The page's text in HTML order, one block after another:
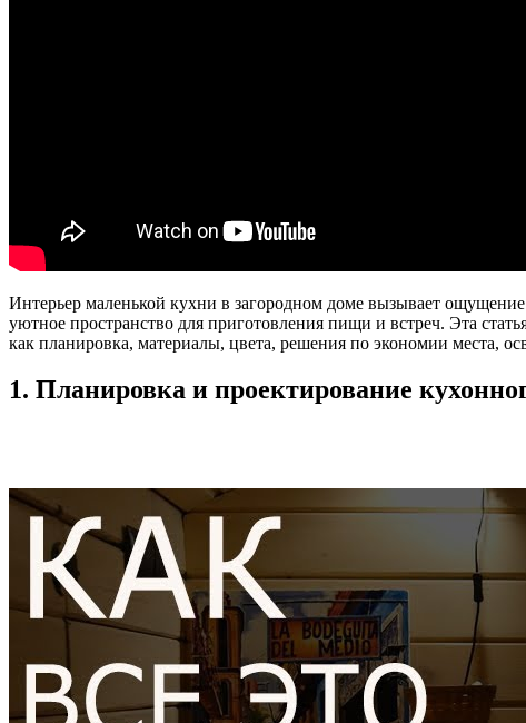
Интерьер маленькой кухни в загородном доме вызывает
уютное пространство для приготовления пищи и встреч. Эта
как планировка, материалы, цвета, решения по экономии места,
1. Планировка и проектирование